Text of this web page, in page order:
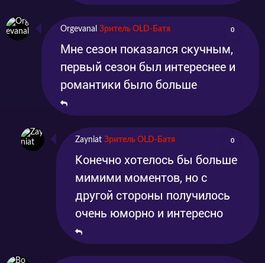
Orgevanal Зритель OLD-Батя 0
Мне сезон показался скучным,
первый сезон был интереснее и
романтики было больше
Zayniat Зритель OLD-Батя 0
Конечно хотелось бы больше
мимими моментов, но с
другой стороны получилось
очень юморно и интересно